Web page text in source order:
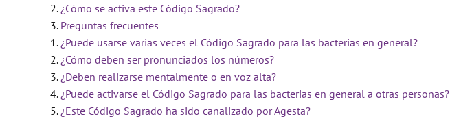
¿Cómo se activa este Código Sagrado?
Preguntas frecuentes
¿Puede usarse varias veces el Código Sagrado para las bacterias en general?
¿Cómo deben ser pronunciados los números?
¿Deben realizarse mentalmente o en voz alta?
¿Puede activarse el Código Sagrado para las bacterias en general a otras personas?
¿Este Código Sagrado ha sido canalizado por Agesta?